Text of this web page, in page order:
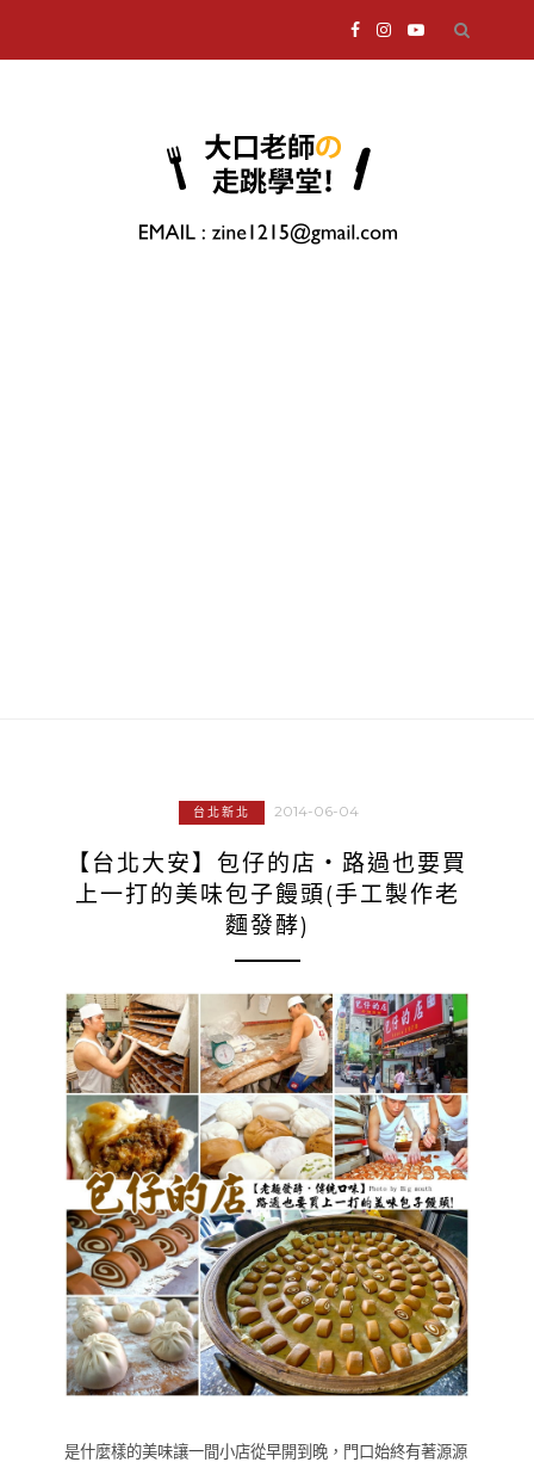
台北新北 2014-06-04
【台北大安】包仔的店‧路過也要買
上一打的美味包子饅頭(手工製作老
麵發酵)
是什麼樣的美味讓一間小店從早開到晚，門口始終有著源源